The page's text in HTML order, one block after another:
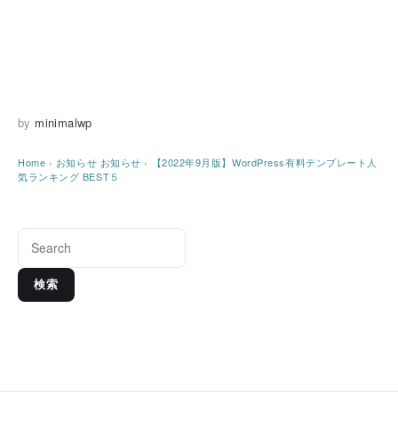
by minimalwp
Home › お知らせ お知らせ ›
【2022年9月版】WordPress有料テンプレート人
気ランキング BEST５
検索